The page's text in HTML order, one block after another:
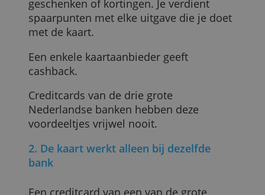
Creditcards van onafhankelijke
aanbieders, bijvoorbeeld
Express, kunnen daarentegen allerlei
extra voordeeltjes hebben. Bijvoorbeeld
geschenken of kortingen. Je verdient
spaarpunten met elke uitgave die je doet
met de kaart.
Een enkele kaartaanbieder geeft